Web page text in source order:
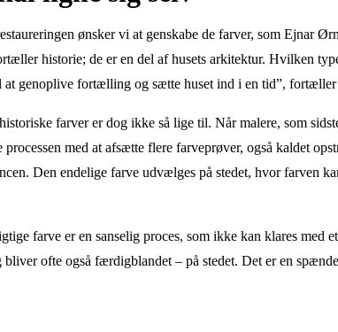
ønsker vi at genskabe de farver, som Ejnar
historie; de er en del af husets arkitektur. Hvilken
at genoplive fortælling og sætte huset ind i en tid”, fortæller
farver er dog ikke så lige til. Når malere, som
processen med at afsætte flere farveprøver, også kaldet
Den endelige farve udvælges på stedet, hvor farven
farve er en sanselig proces, som ikke kan klares med
ofte også færdigblandet – på stedet. Det er en